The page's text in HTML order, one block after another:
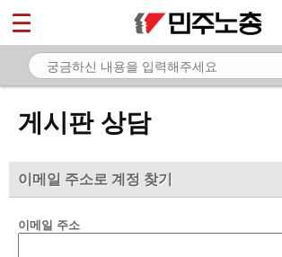
게시판 상담
이메일 주소로 계정 찾기
이메일 주소
마이페이지
소개
노동상담
- 게시판 상담
- 바로보기